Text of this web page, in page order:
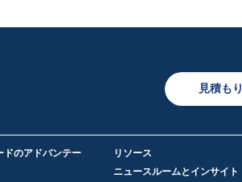
見積もり
ドのアドバンテー
リソース
ニュースルームとインサイト